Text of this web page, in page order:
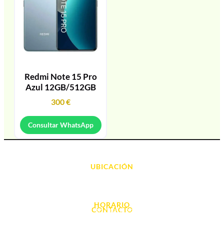
Redmi Note 15 Pro
Azul 12GB/512GB
300€
Consultar WhatsApp
UBICACIÓN
HORARIO
L. - S. 10:00h a 22:00h
CONTACTO